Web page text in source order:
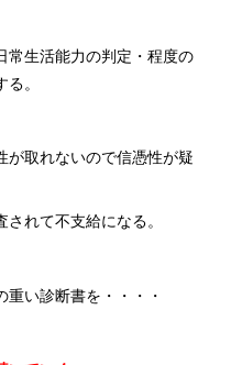
常生活能力の判定・程度の
。
が取れないので信憑性が疑
れて不支給になる。
い診断書を・・・・